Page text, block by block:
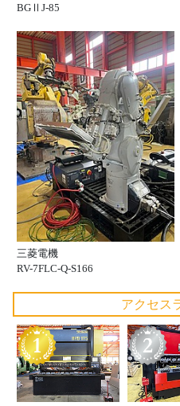
BGⅡJ-85
三菱電機
RV-7FLC-Q-S166
アクセス